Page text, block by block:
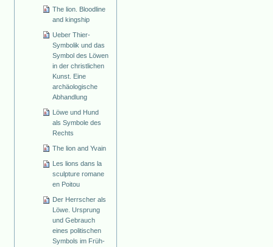
The lion. Bloodline
and kingship
Ueber Thier-
Symbolik und das
Symbol des Löwen
in der christlichen
Kunst. Eine
archäologische
Abhandlung
Löwe und Hund
als Symbole des
Rechts
The lion and Yvain
Les lions dans la
sculpture romane
en Poitou
Der Herrscher als
Löwe. Ursprung
und Gebrauch
eines politischen
Symbols im Früh-